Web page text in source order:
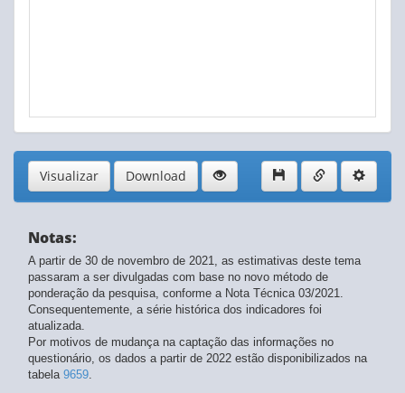
Visualizar Download
Notas:
A partir de 30 de novembro de 2021, as estimativas deste tema
passaram a ser divulgadas com base no novo método de
ponderação da pesquisa, conforme a Nota Técnica 03/2021.
Consequentemente, a série histórica dos indicadores foi
atualizada.
Por motivos de mudança na captação das informações no
questionário, os dados a partir de 2022 estão disponibilizados na
tabela 9659.